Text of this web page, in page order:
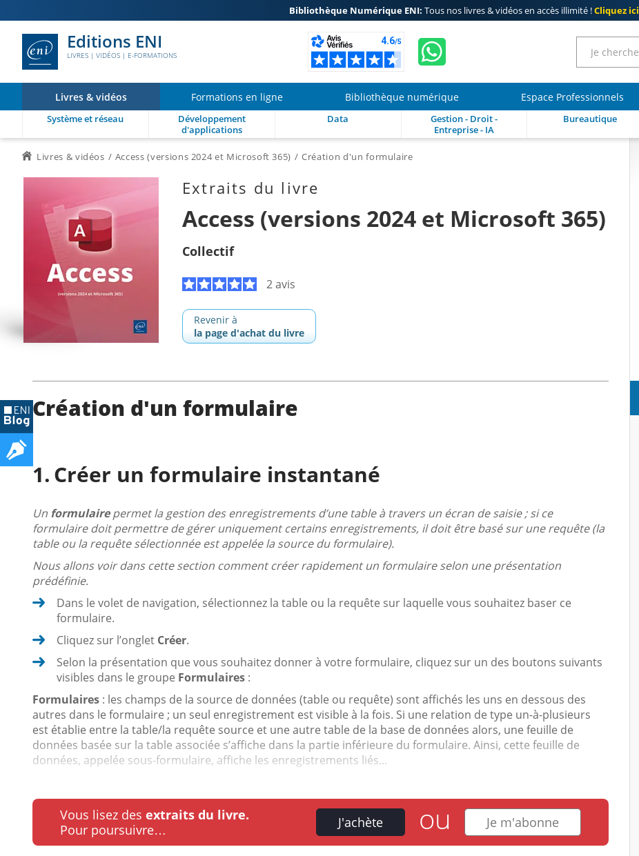
Bibliothèque Numérique ENI: Tous nos livres & vidéos en accès illimité !Cliquez ici
Editions ENI
LIVRES | VIDÉOS | E-FORMATIONS
Livres & vidéos Formations en ligne Bibliothèque numérique Espace Professionnels
Système et réseau
Développement
d'applications
Data
Gestion - Droit -
Entreprise - IA
Bureautique
Livres & vidéos Access (versions 2024 et Microsoft 365) Création d'un formulaire
Extraits du livre
Access (versions 2024 et Microsoft 365)
Collectif
2 avis
Revenir à
la page d'achat du livre
Création d'un formulaire
Créer un formulaire instantané
Un formulairepermet la gestion des enregistrements d’une table à travers un écran de saisie ; si ce
formulaire doit permettre de gérer uniquement certains enregistrements, il doit être basé sur une requête (la
table ou la requête sélectionnée est appelée la source du formulaire).
Nous allons voir dans cette section comment créer rapidement un formulaire selon une présentation
prédéfinie.
Dans le volet de navigation, sélectionnez la table ou la requête sur laquelle vous souhaitez baser ce
formulaire.
Cliquez sur l’onglet Créer.
Selon la présentation que vous souhaitez donner à votre formulaire, cliquez sur un des boutons suivants
visibles dans le groupe Formulaires :
Formulaires : les champs de la source de données (table ou requête) sont affichés les uns en dessous des
autres dans le formulaire ; un seul enregistrement est visible à la fois. Si une relation de type un-à-plusieurs
est établie entre la table/la requête source et une autre table de la base de données alors, une feuille de
données basée sur la table associée s’affiche dans la partie inférieure du formulaire. Ainsi, cette feuille de
données, appelée sous-formulaire, affiche les enregistrements liés...
Vous lisez des extraits du livre.
Pour poursuivre…
J'achète ou Je m'abonne